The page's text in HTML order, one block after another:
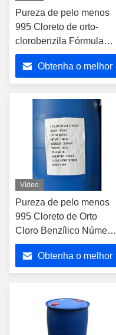
Pureza de pelo menos
995 Cloreto de orto-
clorobenzila Fórmula
linear ClC6H4CH2Cl
Fórmula molecular
C7H5Cl2O Matéria-
prima química
Obtenha o melhor
Vídeo
Pureza de pelo menos
995 Cloreto de Orto
Cloro Benzílico Número
CAS 611198 Fórmula
Linear ClC6H4CH2Cl
Reagente Químico
Obtenha o melhor